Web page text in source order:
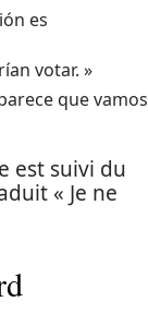
es
votar. »
que vamos
est suivi du
« Je ne